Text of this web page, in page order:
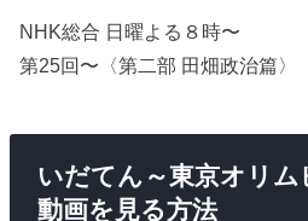
NHK総合 日曜よる８時〜
第25回〜〈第二部 田畑政治篇〉
いだてん～東京オリ
動画を見る方法